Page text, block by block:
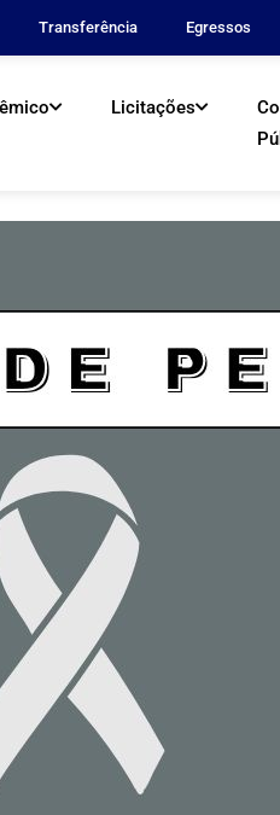
Transferência Egressos
Licitações